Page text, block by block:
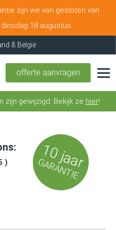
zijn we van gesloten van
18 augustus.
offerte aanvragen
zijn gewijzigd. Bekijk ze hier!
)
10 jaar
GARANTIE